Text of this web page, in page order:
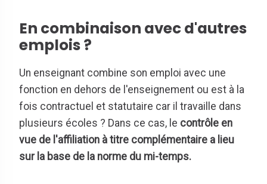
En combinaison avec d'autres
emplois ?
Un enseignant combine son emploi avec une
fonction en dehors de l'enseignement ou est à la
fois contractuel et statutaire car il travaille dans
plusieurs écoles ? Dans ce cas, le contrôle en
vue de l'affiliation à titre complémentaire a lieu
sur la base de la norme du mi-temps.